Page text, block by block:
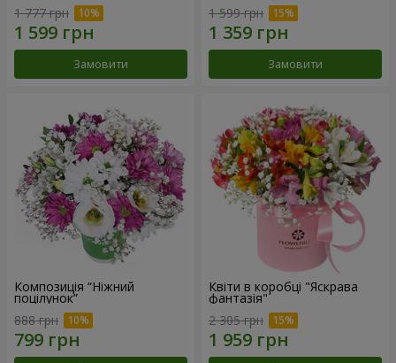
1 777 грн
Замовити
1 599 грн
Замовити
Композиція “Ніжний
поцілунок”
888 грн
Квіти в коробці "Яскрава
фантазія"
2 305 грн